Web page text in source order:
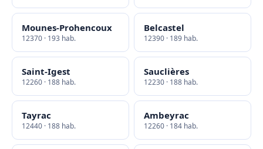
Mounes-Prohencoux
12370 · 193 hab.
Belcastel
12390 · 189 hab.
Saint-Igest
12260 · 188 hab.
Sauclières
12230 · 188 hab.
Tayrac
12440 · 188 hab.
Ambeyrac
12260 · 184 hab.